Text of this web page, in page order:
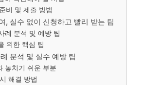
비 및 제출 방법
, 실수 없이 신청하고 빨리 받는 팁
례 분석 및 예방 팁
위한 핵심 팁
분석 및 실수 예방 팁
놓치기 쉬운 부분
해결 방법